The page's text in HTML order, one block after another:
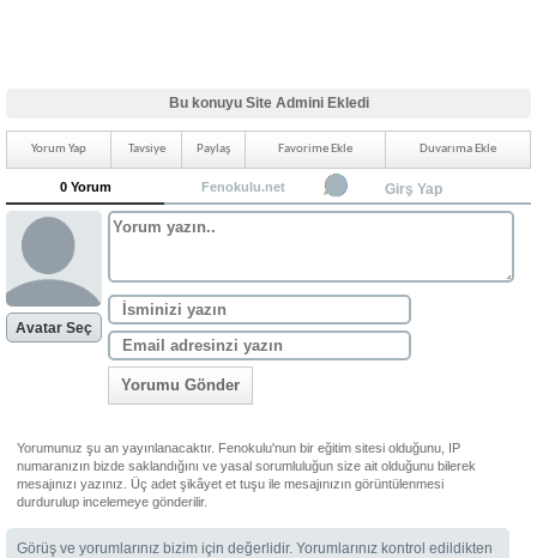
Bu konuyu Site Admini Ekledi
Yorum Yap Tavsiye Paylaş Favorime Ekle Duvarıma Ekle
0 Yorum Fenokulu.net Girş Yap
Avatar Seç
Yorumu Gönder
Yorumunuz şu an yayınlanacaktır. Fenokulu'nun bir eğitim sitesi olduğunu, IP
numaranızın bizde saklandığını ve yasal sorumluluğun size ait olduğunu bilerek
mesajınızı yazınız. Üç adet şikâyet et tuşu ile mesajınızın görüntülenmesi
durdurulup incelemeye gönderilir.
Görüş ve yorumlarınız bizim için değerlidir. Yorumlarınız kontrol edildikten